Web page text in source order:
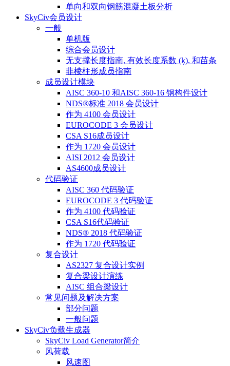
单向和双向钢筋混凝土板分析
SkyCiv会员设计
一般
单机版
综合会员设计
无支撑长度指南, 有效长度系数 (ķ), 和苗条
非棱柱形成员指南
成员设计模块
AISC 360-10 和AISC 360-16 钢构件设计
NDS®标准 2018 会员设计
作为 4100 会员设计
EUROCODE 3 会员设计
CSA S16成员设计
作为 1720 会员设计
AISI 2012 会员设计
AS4600成员设计
代码验证
AISC 360 代码验证
EUROCODE 3 代码验证
作为 4100 代码验证
CSA S16代码验证
NDS® 2018 代码验证
作为 1720 代码验证
复合设计
AS2327 复合设计实例
复合梁设计演练
AISC 组合梁设计
常见问题及解决方案
部分问题
一般问题
SkyCiv负载生成器
SkyCiv Load Generator简介
风荷载
风速图